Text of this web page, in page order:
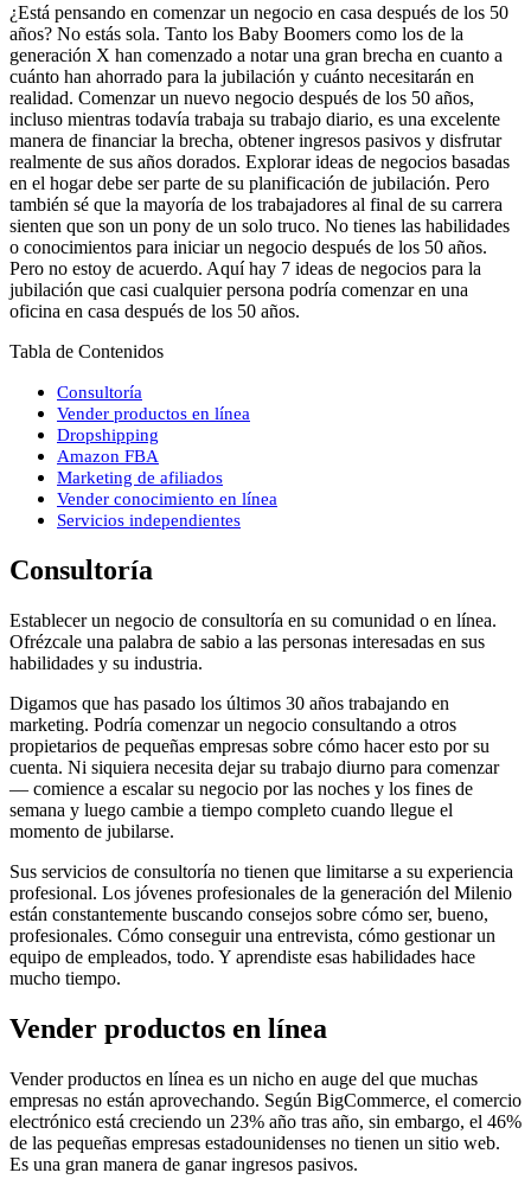
¿Está pensando en comenzar un negocio en casa después de los 50
años? No estás sola. Tanto los Baby Boomers como los de la
generación X han comenzado a notar una gran brecha en cuanto a
cuánto han ahorrado para la jubilación y cuánto necesitarán en
realidad. Comenzar un nuevo negocio después de los 50 años,
incluso mientras todavía trabaja su trabajo diario, es una excelente
manera de financiar la brecha, obtener ingresos pasivos y disfrutar
realmente de sus años dorados. Explorar ideas de negocios basadas
en el hogar debe ser parte de su planificación de jubilación. Pero
también sé que la mayoría de los trabajadores al final de su carrera
sienten que son un pony de un solo truco. No tienes las habilidades
o conocimientos para iniciar un negocio después de los 50 años.
Pero no estoy de acuerdo. Aquí hay 7 ideas de negocios para la
jubilación que casi cualquier persona podría comenzar en una
oficina en casa después de los 50 años.
Tabla de Contenidos
Consultoría
Vender productos en línea
Dropshipping
Amazon FBA
Marketing de afiliados
Vender conocimiento en línea
Servicios independientes
Consultoría
Establecer un negocio de consultoría en su comunidad o en línea.
Ofrézcale una palabra de sabio a las personas interesadas en sus
habilidades y su industria.
Digamos que has pasado los últimos 30 años trabajando en
marketing. Podría comenzar un negocio consultando a otros
propietarios de pequeñas empresas sobre cómo hacer esto por su
cuenta. Ni siquiera necesita dejar su trabajo diurno para comenzar
— comience a escalar su negocio por las noches y los fines de
semana y luego cambie a tiempo completo cuando llegue el
momento de jubilarse.
Sus servicios de consultoría no tienen que limitarse a su experiencia
profesional. Los jóvenes profesionales de la generación del Milenio
están constantemente buscando consejos sobre cómo ser, bueno,
profesionales. Cómo conseguir una entrevista, cómo gestionar un
equipo de empleados, todo. Y aprendiste esas habilidades hace
mucho tiempo.
Vender productos en línea
Vender productos en línea es un nicho en auge del que muchas
empresas no están aprovechando. Según BigCommerce, el comercio
electrónico está creciendo un 23% año tras año, sin embargo, el 46%
de las pequeñas empresas estadounidenses no tienen un sitio web.
Es una gran manera de ganar ingresos pasivos.